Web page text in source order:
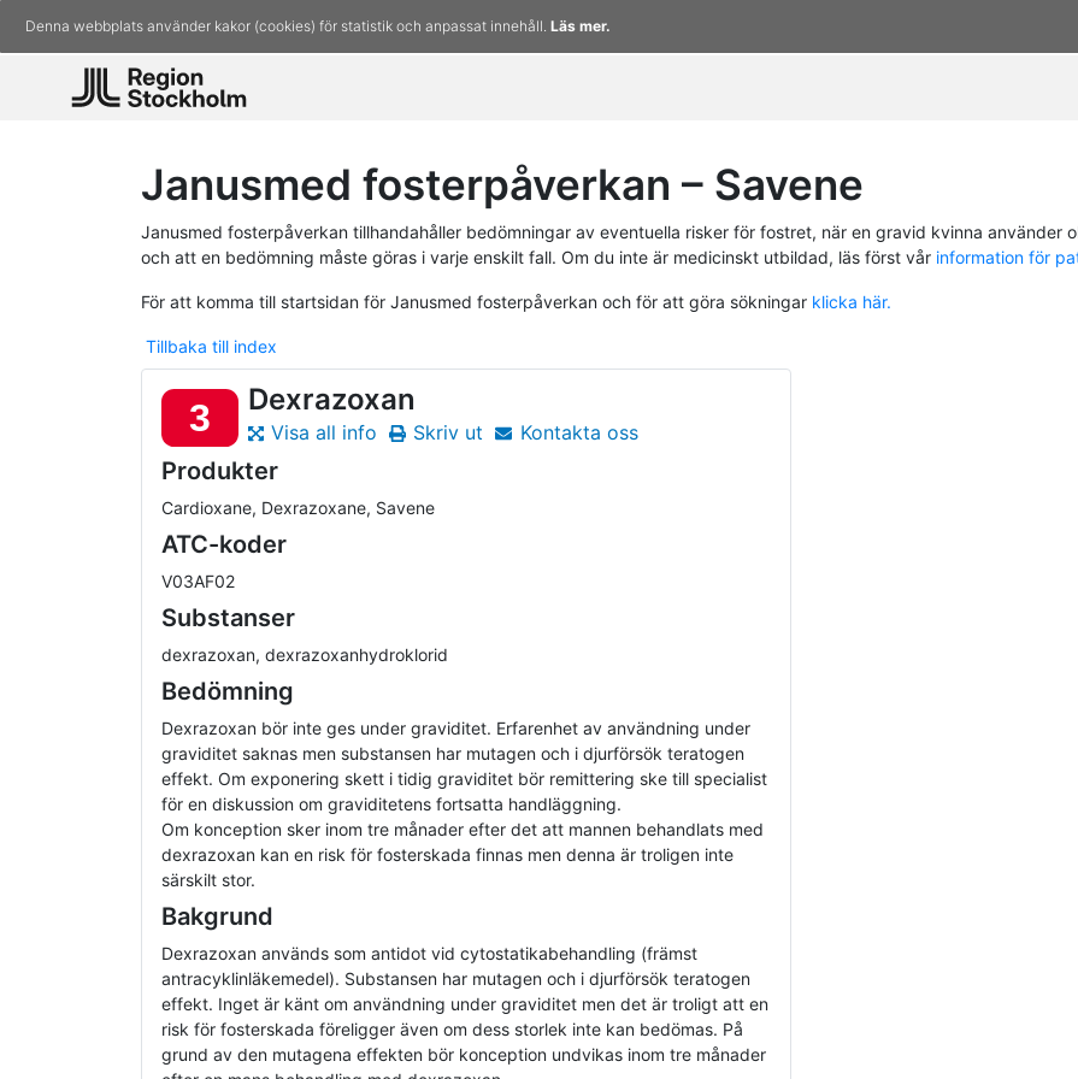
Denna webbplats använder kakor (cookies) för statistik och anpassat innehåll. Läs mer.
Janusmed fosterpåverkan – Savene
Janusmed fosterpåverkan tillhandahåller bedömningar av eventuella risker för fostret, när en gravid kvinna använder
och att en bedömning måste göras i varje enskilt fall. Om du inte är medicinskt utbildad, läs först vår information för
För att komma till startsidan för Janusmed fosterpåverkan och för att göra sökningar klicka här.
Tillbaka till index
3 Dexrazoxan
Visa all info Skriv ut Kontakta oss
Produkter
Cardioxane, Dexrazoxane, Savene
ATC-koder
V03AF02
Substanser
dexrazoxan, dexrazoxanhydroklorid
Bedömning
Dexrazoxan bör inte ges under graviditet. Erfarenhet av användning under
graviditet saknas men substansen har mutagen och i djurförsök teratogen
effekt. Om exponering skett i tidig graviditet bör remittering ske till specialist
för en diskussion om graviditetens fortsatta handläggning.
Om konception sker inom tre månader efter det att mannen behandlats med
dexrazoxan kan en risk för fosterskada finnas men denna är troligen inte
särskilt stor.
Bakgrund
Dexrazoxan används som antidot vid cytostatikabehandling (främst
antracyklinläkemedel). Substansen har mutagen och i djurförsök teratogen
effekt. Inget är känt om användning under graviditet men det är troligt att en
risk för fosterskada föreligger även om dess storlek inte kan bedömas. På
grund av den mutagena effekten bör konception undvikas inom tre månader